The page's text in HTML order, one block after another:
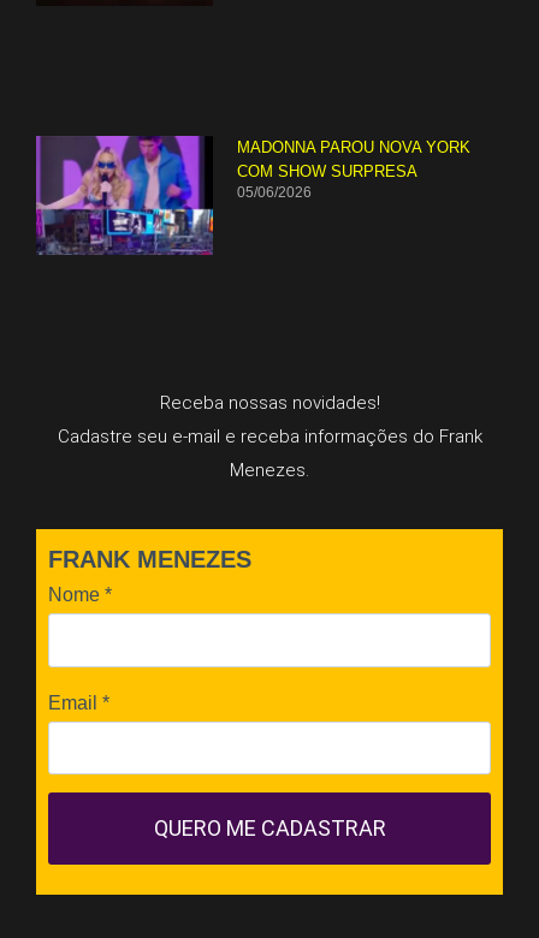
MADONNA PAROU NOVA YORK
COM SHOW SURPRESA
05/06/2026
Receba nossas novidades!
Cadastre seu e-mail e receba informações do Frank
Menezes.
FRANK MENEZES
Nome *
Email *
QUERO ME CADASTRAR